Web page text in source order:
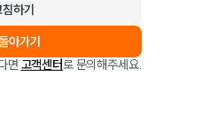
하기
아가기
면 고객센터로 문의해주세요.